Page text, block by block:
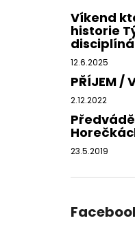
Víkend
historie
12.6.2025
PŘÍJEM /
2.12.2022
23.5.2019